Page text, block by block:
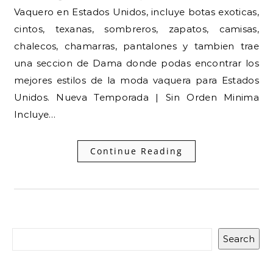
Vaquero en Estados Unidos, incluye botas exoticas,
cintos, texanas, sombreros, zapatos, camisas,
chalecos, chamarras, pantalones y tambien trae
una seccion de Dama donde podas encontrar los
mejores estilos de la moda vaquera para Estados
Unidos. Nueva Temporada | Sin Orden Minima
Incluye…
Continue Reading
Search